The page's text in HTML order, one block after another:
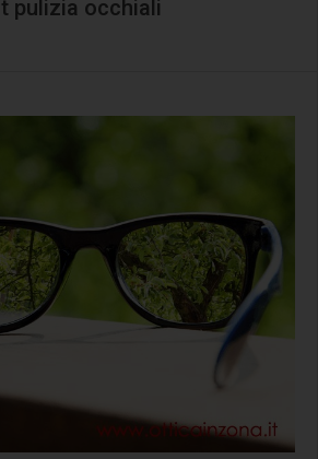
pulizia occhiali